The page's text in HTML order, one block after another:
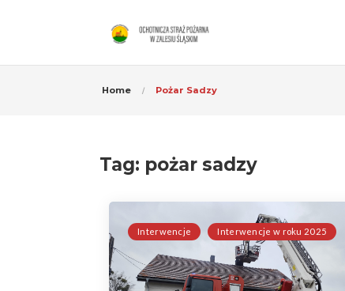
Home Pożar Sadzy
Tag: pożar sadzy
Interwencje Interwencje w roku 2025